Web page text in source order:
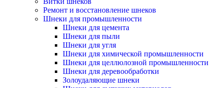
Ремонт и восстановление шнеков
Шнеки для промышленности
Шнеки для цемента
Шнеки для пыли
Шнеки для угля
Шнеки для химической промышленности
Шнеки для целлюлозной промышленности
Шнеки для деревообработки
Золоудаляющие шнеки